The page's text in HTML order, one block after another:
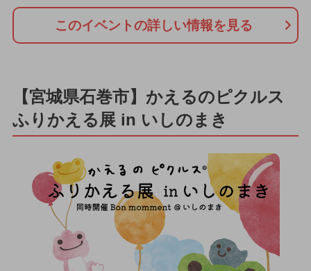
このイベントの詳しい情報を見る
【宮城県石巻市】かえるのピクルス
ふりかえる展 in いしのまき